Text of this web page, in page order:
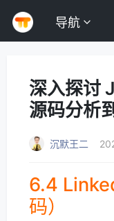
导航
深入探讨
源码分析
沉默王二
6.4
码）